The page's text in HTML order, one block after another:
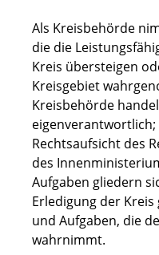
Als Kreisbehörde
die die
Kreis übersteigen
Kreisgebiet
Kreisbehörde
Rechtsaufsicht des
des
Aufgaben gliedern
Erledigung der
und Aufgaben, die
wahrnimmt.